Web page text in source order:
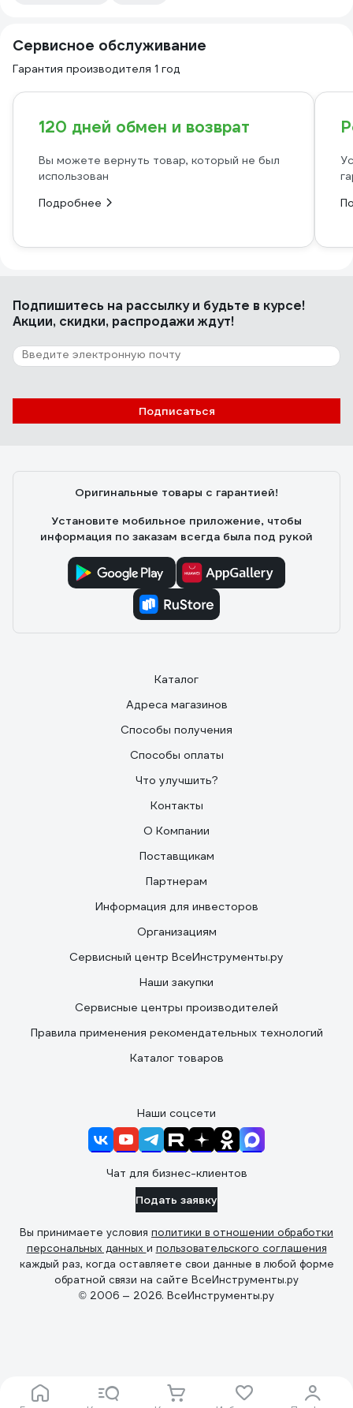
Сервисное обслуживание
Гарантия производителя 1 год
120 дней обмен и возврат
Вы можете вернуть товар, который не был
использован
Подробнее
Подпишитесь на рассылкуи будьте в курсе!
Акции, скидки, распродажи ждут!
Подписаться
Оригинальные товары с гарантией!
Установите мобильное приложение, чтобы
информация по заказам всегда была под рукой
Каталог
Адреса магазинов
Способы получения
Способы оплаты
Что улучшить?
Контакты
О Компании
Поставщикам
Партнерам
Информация для инвесторов
Организациям
Сервисный центр ВсеИнструменты.ру
Наши закупки
Сервисные центры производителей
Правила применения рекомендательных технологий
Каталог товаров
Наши соцсети
Чат для бизнес-клиентов
Подать заявку
Вы принимаете условия политики в отношении обработки
персональных данных и пользовательского соглашения
каждый раз, когда оставляете свои данные в любой форме
обратной связи на сайте ВсеИнструменты.ру
© 2006 — 2026. ВсеИнструменты.ру